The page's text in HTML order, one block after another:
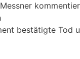
bestätigte Tod